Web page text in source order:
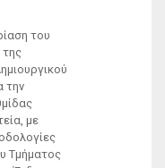
του
την
με
Τμήματος